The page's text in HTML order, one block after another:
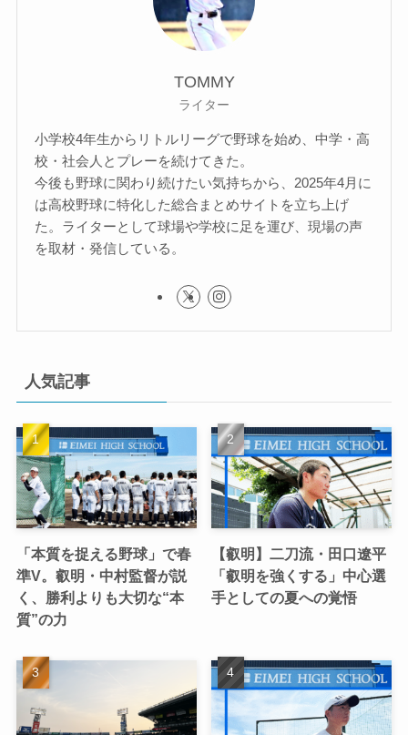
TOMMY
ライター
小学校4年生からリトルリーグで野球を始め、中学・高
校・社会人とプレーを続けてきた。
今後も野球に関わり続けたい気持ちから、2025年4月に
は高校野球に特化した総合まとめサイトを立ち上げ
た。ライターとして球場や学校に足を運び、現場の声
を取材・発信している。
人気記事
「本質を捉える野球」で春
準V。叡明・中村監督が説
く、勝利よりも大切な“本
質”の力
【叡明】二刀流・田口遼平
「叡明を強くする」中心選
手としての夏への覚悟